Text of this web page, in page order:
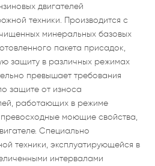
двигателей
техники. Производится с
минеральных базовых
пакета присадок,
защиту в различных режимах
превышает требования
защите от износа
работающих в режиме
моющие свойства,
Специально
техники, эксплуатирующейся в
интервалами